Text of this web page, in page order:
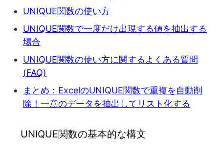
UNIQUE関数の使い方
UNIQUE関数で一度だけ出現する値を抽出する
場合
UNIQUE関数の使い方に関するよくある質問
(FAQ)
まとめ：ExcelのUNIQUE関数で重複を自動削
除！一意のデータを抽出してリスト化する
UNIQUE関数の基本的な構文